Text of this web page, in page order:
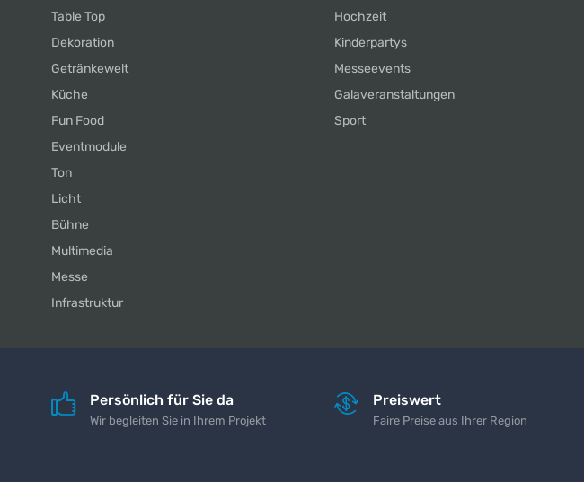
Table Top
Dekoration
Getränkewelt
Küche
Fun Food
Eventmodule
Ton
Licht
Bühne
Multimedia
Messe
Infrastruktur
Hochzeit
Kinderpartys
Messeevents
Galaveranstaltungen
Sport
Persönlich für Sie da
Wir begleiten Sie in Ihrem Projekt
Preiswert
Faire Preise aus Ihrer Region